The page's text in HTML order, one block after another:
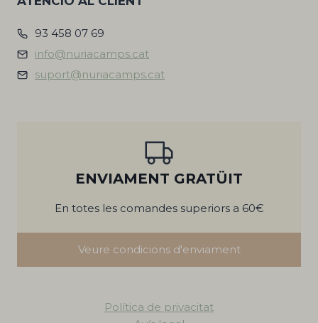
93 458 07 69
info@nuriacamps.cat
suport@nuriacamps.cat
ENVIAMENT GRATÜIT
En totes les comandes superiors a 60€
Veure condicions d'enviament
Política de privacitat